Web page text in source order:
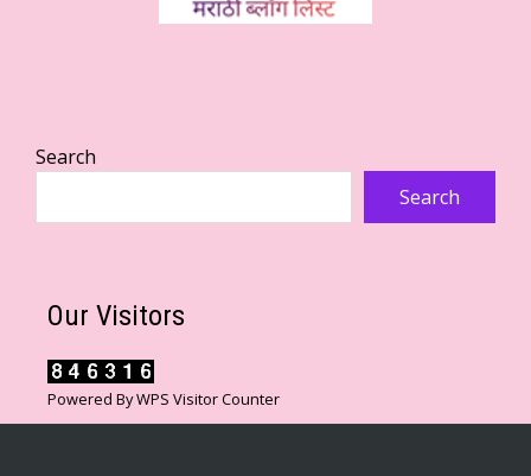
Search
Search
Our Visitors
Powered ByWPS Visitor Counter